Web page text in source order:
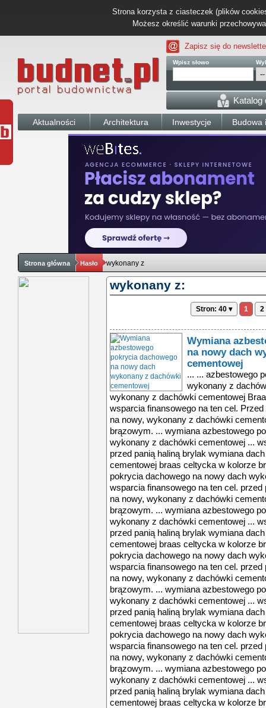
Strona korzysta z ciasteczek (plików
Możesz określić warunki
Zapisz się do
Wpisz słowo
Katalog
Aktualności Architektura Inwestycje Budowa
Strona główna Hasło wykonany z
wykonany z:
Stron: 40 ▾ 1 2
Wymiana
na nowy dach
cementowej
... ... azbestowego
wykonany z
wykonany z dachówki cementowej
wsparcia finansowego na ten cel.
na nowy, wykonany z dachówki
brązowym. ... wymiana azbestowego
wykonany z dachówki cementowej ...
przed panią haliną brylak wymiana
cementowej braas celtycka w kolorze
pokrycia dachowego na nowy dach
wsparcia finansowego na ten cel.
na nowy, wykonany z dachówki
brązowym. ... wymiana azbestowego
wykonany z dachówki cementowej ...
przed panią haliną brylak wymiana
cementowej braas celtycka w kolorze
pokrycia dachowego na nowy dach
wsparcia finansowego na ten cel.
na nowy, wykonany z dachówki
brązowym. ... wymiana azbestowego
wykonany z dachówki cementowej ...
przed panią haliną brylak wymiana
cementowej braas celtycka w kolorze
pokrycia dachowego na nowy dach
wsparcia finansowego na ten cel.
na nowy, wykonany z dachówki
brązowym. ... wymiana azbestowego
wykonany z dachówki cementowej ...
przed panią haliną brylak wymiana
cementowej braas celtycka w kolorze